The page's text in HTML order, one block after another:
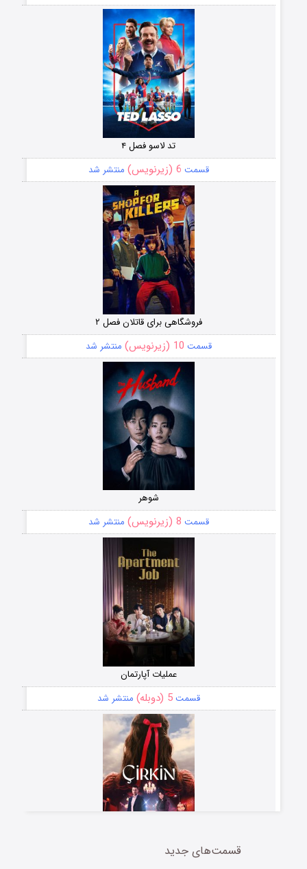
تد لاسو فصل ۴
قسمت 6 (زیرنویس) منتشر شد
فروشگاهی برای قاتلان فصل ۲
قسمت 10 (زیرنویس) منتشر شد
شوهر
قسمت 8 (زیرنویس) منتشر شد
عملیات آپارتمان
قسمت5 (دوبله) منتشر شد
سریال زشتقسمت‌های جدید